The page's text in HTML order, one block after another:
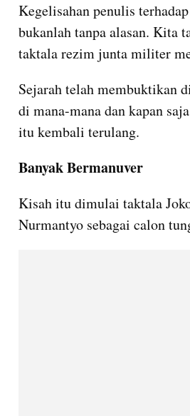
Kegelisahan penulis
bukanlah tanpa alasan. Kita
Sejarah telah membuktikan
di mana-mana dan kapan
itu kembali terulang.
Banyak Bermanuver
Kisah itu dimulai taktala
Nurmantyo sebagai calon